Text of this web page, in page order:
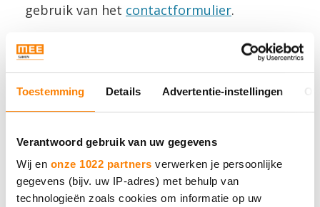
Toestemming Details Advertentie-instellingen
Verantwoord gebruik van uw gegevens
Wij en onze 1022 partners verwerken je persoonlijke
gegevens (bijv. uw IP-adres) met behulp van
technologieën zoals cookies om informatie op uw
gebruik van het contactformulier.
Aanmelden
Voornaam Achternaam